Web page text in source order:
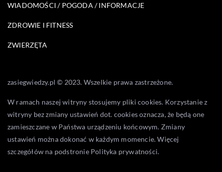
WIADOMOŚCI / POGODA / INFORMACJE
ZDROWIE I FITNESS
ZWIERZĘTA
zasiegwiedzy.pl © 2023. Wszelkie prawa zastrzeżone.
W ramach naszej witryny stosujemy pliki cookies. Korzystanie z
witryny bez zmiany ustawień dot. cookies oznacza, że będą one
zamieszczane w Państwa urządzeniu końcowym. Zmiany
ustawień można dokonać w każdym momencie. Więcej
szczegółów na podstronie Polityka prywatności.